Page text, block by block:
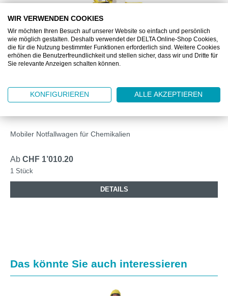
BJ2739037
PIG® SCHNELLEINSATZ ROLLWAGEN HAZMAT
Mobiler Notfallwagen für Chemikalien
Ab CHF 1’010.20
1 Stück
DETAILS
Produktgalerie überspringen
Das könnte Sie auch interessieren
WIR VERWENDEN COOKIES
Wir möchten Ihren Besuch auf unserer Website so einfach und persönlich
wie möglich gestalten. Deshalb verwendet der DELTA Online-Shop Cookies,
die für die Nutzung bestimmter Funktionen erforderlich sind. Weitere Cookies
erhöhen die Benutzerfreundlichkeit und stellen sicher, dass wir und Dritte für
Sie relevante Anzeigen schalten können.
KONFIGURIEREN ALLE AKZEPTIEREN